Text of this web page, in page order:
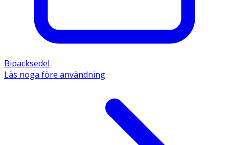
Bipacksedel
Läs noga före användning